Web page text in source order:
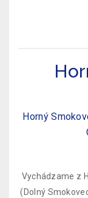
Horný
Vychádzame z
(Dolný